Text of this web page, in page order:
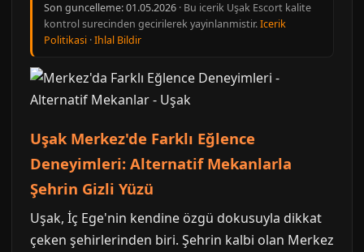
Son guncelleme:01.05.2026 · Bu icerik Uşak Escort kalite
kontrol surecinden gecirilerek yayinlanmistir.Icerik
Politikasi ·Ihlal Bildir
Uşak Merkez'de Farklı Eğlence
Deneyimleri: Alternatif Mekanlarla
Şehrin Gizli Yüzü
Uşak, İç Ege'nin kendine özgü dokusuyla dikkat
çeken şehirlerinden biri. Şehrin kalbi olan Merkez